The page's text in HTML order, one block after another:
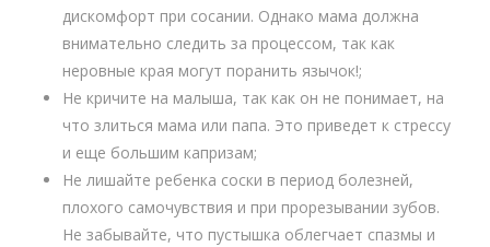
дискомфорт при сосании. Однако мама должна
внимательно следить за процессом, так как
неровные края могут поранить язычок!;
Не кричите на малыша, так как он не понимает, на
что злиться мама или папа. Это приведет к стрессу
и еще большим капризам;
Не лишайте ребенка соски в период болезней,
плохого самочувствия и при прорезывании зубов.
Не забывайте, что пустышка облегчает спазмы и